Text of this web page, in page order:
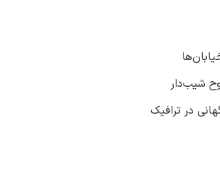
شیب‌دار
در ترافیک